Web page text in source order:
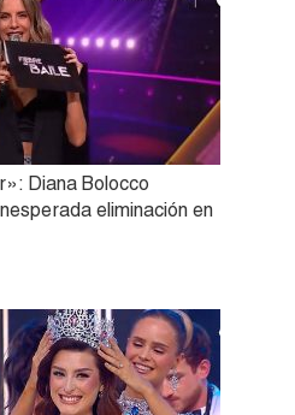
Diana Bolocco
eliminación en